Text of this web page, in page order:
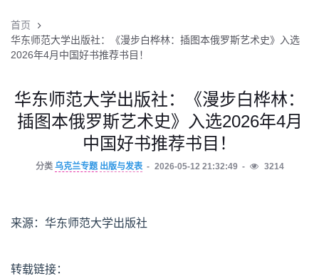
首页
华东师范大学出版社：《漫步白桦林：插图本俄罗斯艺术史》入选
2026年4月中国好书推荐书目！
华东师范大学出版社：《漫步白桦林：
插图本俄罗斯艺术史》入选2026年4月
中国好书推荐书目！
分类 乌克兰专题 出版与发表 2026-05-12 21:32:49 3214
来源：华东师范大学出版社
转载链接：